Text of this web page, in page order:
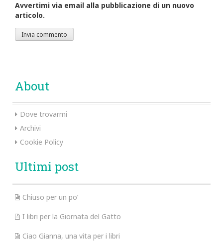
Avvertimi via email alla pubblicazione di un nuovo
articolo.
About
Dove trovarmi
Archivi
Cookie Policy
Ultimi post
Chiuso per un po’
I libri per la Giornata del Gatto
Ciao Gianna, una vita per i libri